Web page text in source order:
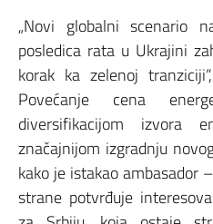
„Novi globalni scenario
posledica rata u Ukrajini
korak ka zelenoj
Povećanje cena
diversifikacijom izvora
značajnijom izgradnju
kako je istakao ambasador
strane potvrđuje